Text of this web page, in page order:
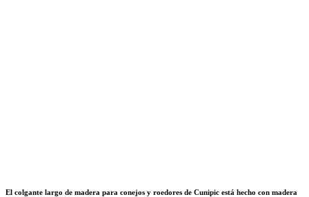
El colgante largo de madera para conejos y roedores de Cunipic está hecho con madera